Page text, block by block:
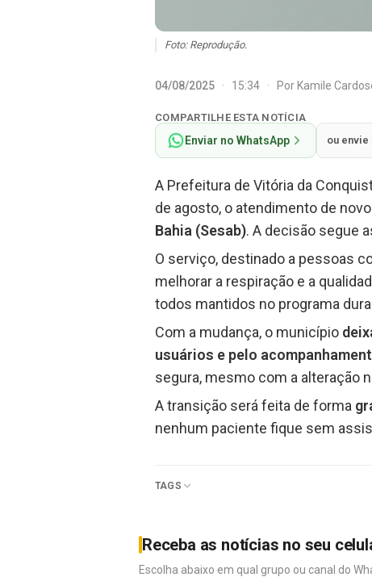
Foto: Reprodução.
04/08/2025 · 15:34 · Por Kamile
COMPARTILHE ESTA NOTÍCIA
Enviar no WhatsApp ou
A Prefeitura de Vitória da
de agosto, o atendimento de
Bahia (Sesab). A decisão segue
O serviço, destinado a pessoas
melhorar a respiração e a
todos mantidos no programa
Com a mudança, o município
usuários e pelo
segura, mesmo com a alteração
A transição será feita de forma
nenhum paciente fique sem
TAGS
Receba as notícias no seu
Escolha abaixo em qual grupo ou canal do